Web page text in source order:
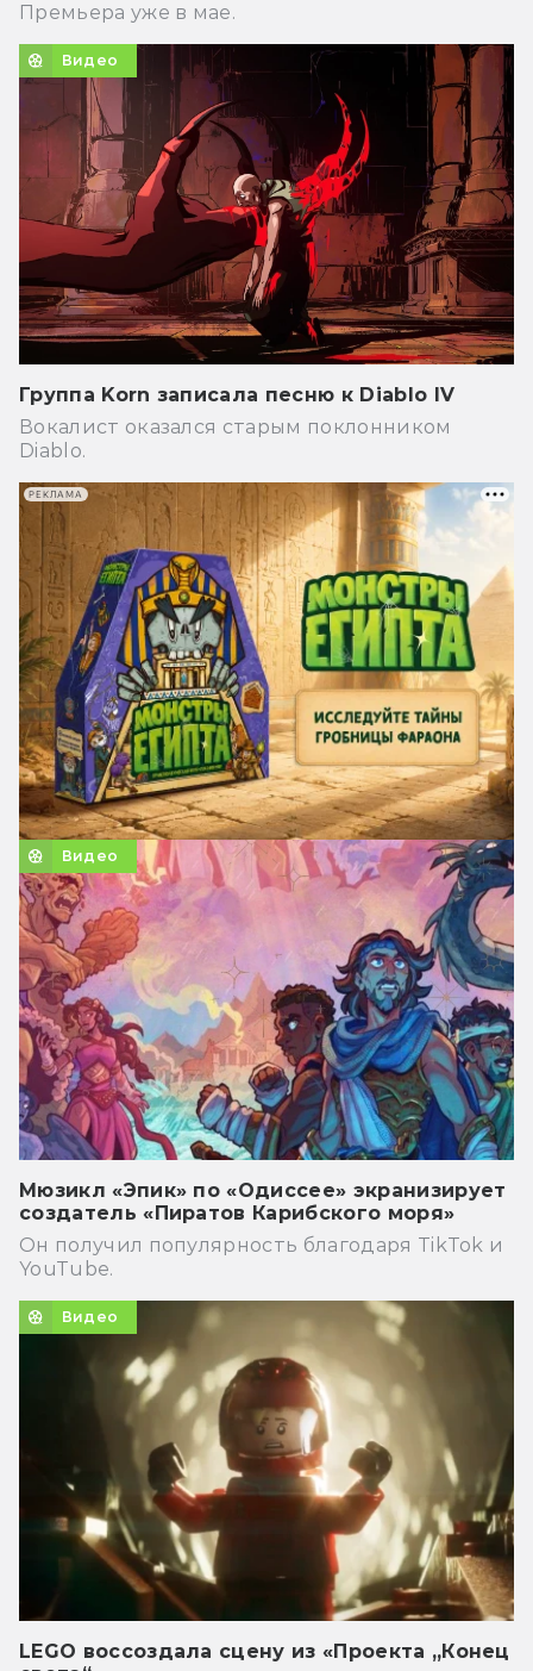
Премьера уже в мае.
Видео
Группа Korn записала песню к Diablo IV
Вокалист оказался старым поклонником
Diablo.
Видео
Мюзикл «Эпик» по «Одиссее» экранизирует
создатель «Пиратов Карибского моря»
Он получил популярность благодаря TikTok и
YouTube.
Видео
LEGO воссоздала сцену из «Проекта „Конец
РЕКЛАМА